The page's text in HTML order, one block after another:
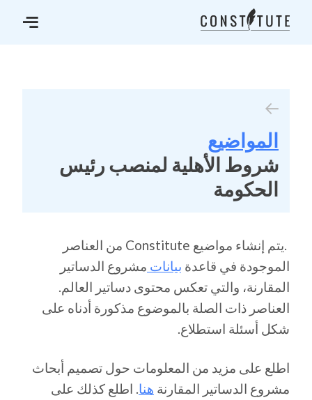
المواضيع
شروط الأهلية لمنصب رئيس
الحكومة
.يتم إنشاء مواضيع Constitute من العناصر
الموجودة في قاعدة بيانات مشروع الدساتير
المقارنة، والتي تعكس محتوى دساتير العالم.
العناصر ذات الصلة بالموضوع مذكورة أدناه على
شكل أسئلة استطلاع.
اطلع على مزيد من المعلومات حول تصميم أبحاث
مشروع الدساتير المقارنة هنا . اطلع كذلك على